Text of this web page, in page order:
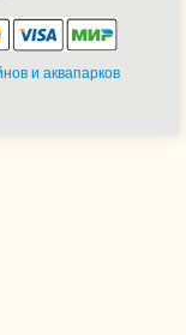
и аквапарков